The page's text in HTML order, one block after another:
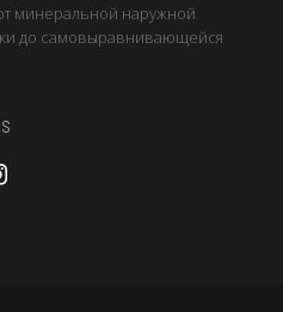
минеральной наружной
до самовыравнивающейся